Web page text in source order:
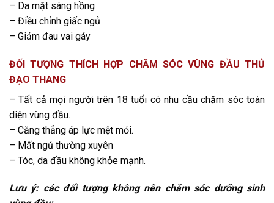
– Da mặt sáng hồng
– Điều chỉnh giấc ngủ
– Giảm đau vai gáy
ĐỐI TƯỢNG THÍCH HỢP CHĂM SÓC VÙNG ĐẦU THỦ
ĐẠO THANG
– Tất cả mọi người trên 18 tuổi có nhu cầu chăm sóc toàn
diện vùng đầu.
– Căng thẳng áp lực mệt mỏi.
– Mất ngủ thường xuyên
– Tóc, da đầu không khỏe mạnh.
Lưu ý: các đối tượng không nên chăm sóc dưỡng sinh